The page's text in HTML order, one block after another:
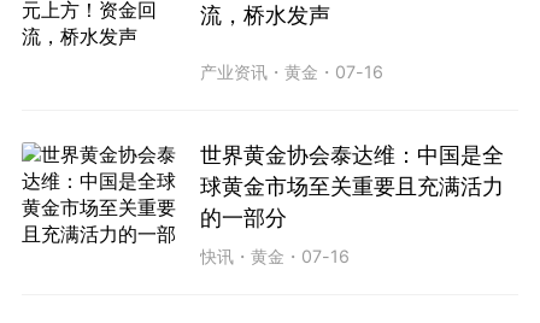
流，桥水发声
产业资讯 ・黄金 ・ 07-16
世界黄金协会泰达维：中国是全
球黄金市场至关重要且充满活力
的一部分
快讯 ・黄金 ・ 07-16